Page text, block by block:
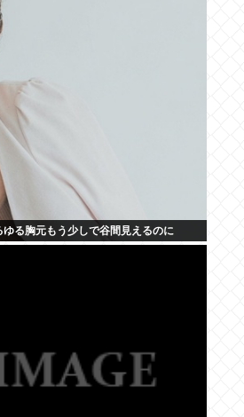
ゆる胸元もう少しで谷間見えるのに